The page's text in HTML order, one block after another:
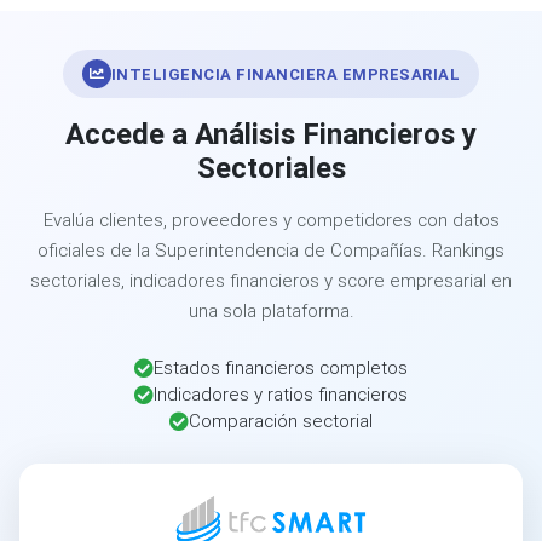
INTELIGENCIA FINANCIERA EMPRESARIAL
Accede a Análisis Financieros y
Sectoriales
Evalúa clientes, proveedores y competidores con datos
oficiales de la Superintendencia de Compañías. Rankings
sectoriales, indicadores financieros y score empresarial en
una sola plataforma.
Estados financieros completos
Indicadores y ratios financieros
Comparación sectorial